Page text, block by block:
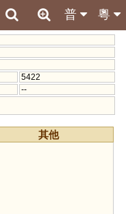
粵
普
5422
--
其他